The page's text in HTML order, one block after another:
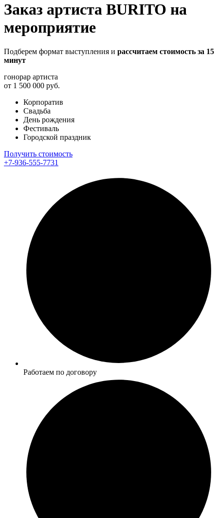
Заказ артиста BURITO на
мероприятие
Подберем формат выступления и рассчитаем стоимость за 15
минут
гонорар артиста
от 1 500 000 руб.
Корпоратив
Свадьба
День рождения
Фестиваль
Городской праздник
Получить стоимость
+7-936-555-7731
Работаем по договору